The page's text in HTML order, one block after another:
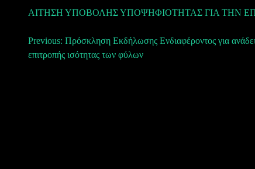
ΑΙΤΗΣΗ ΥΠΟΒΟΛΗΣ ΥΠΟΨΗΦΙΟΤΗΤΑΣ ΓΙΑ ΤΗΝ
Πλοήγηση
άρθρων
Previous: Πρόσκληση Εκδήλωσης Ενδιαφέροντος για
επιτροπής ισότητας των φύλων